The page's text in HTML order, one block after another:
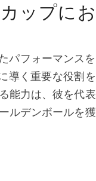
ップにお
パフォーマンスを
導く重要な役割を
能力は、彼を代表
ルデンボールを獲